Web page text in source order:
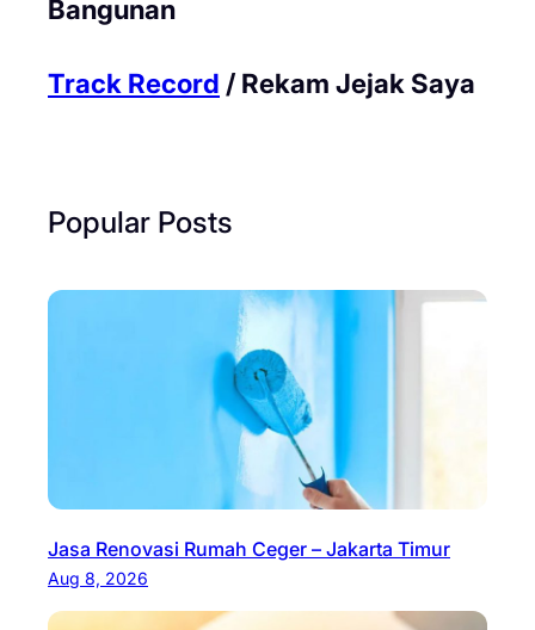
Bangunan
Track Record / Rekam Jejak Saya
Popular Posts
Jasa Renovasi Rumah Ceger – Jakarta Timur
Aug 8, 2026